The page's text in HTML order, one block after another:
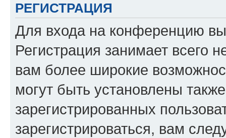
РЕГИСТРАЦИЯ
Для входа на конференцию
Регистрация занимает всего
вам более широкие
могут быть установлены
зарегистрированных
зарегистрироваться, вам